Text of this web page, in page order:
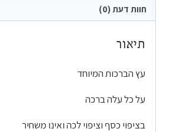
חוות דעת (0)
תיאור
עץ הברכות המיוחד
על כל עלה ברכה
בציפוי כסף וציפוי לכה ואינו משחיר